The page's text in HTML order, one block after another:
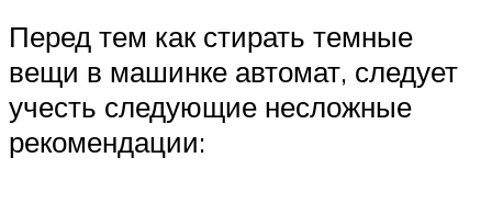
Перед тем как стирать темные
вещи в машинке автомат, следует
учесть следующие несложные
рекомендации: